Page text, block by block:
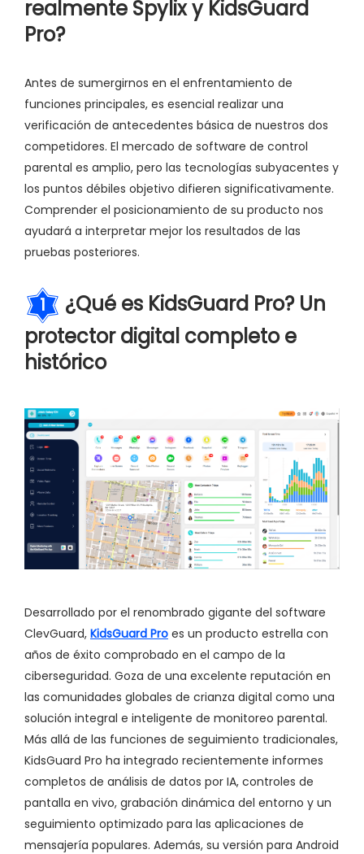
realmente Spylix y KidsGuard
Pro?
Antes de sumergirnos en el enfrentamiento de
funciones principales, es esencial realizar una
verificación de antecedentes básica de nuestros dos
competidores. El mercado de software de control
parental es amplio, pero las tecnologías subyacentes y
los puntos débiles objetivo difieren significativamente.
Comprender el posicionamiento de su producto nos
ayudará a interpretar mejor los resultados de las
pruebas posteriores.
1
¿Qué es KidsGuard Pro? Un
protector digital completo e
histórico
Desarrollado por el renombrado gigante del software
ClevGuard, KidsGuard Pro es un producto estrella con
años de éxito comprobado en el campo de la
ciberseguridad. Goza de una excelente reputación en
las comunidades globales de crianza digital como una
solución integral e inteligente de monitoreo parental.
Más allá de las funciones de seguimiento tradicionales,
KidsGuard Pro ha integrado recientemente informes
completos de análisis de datos por IA, controles de
pantalla en vivo, grabación dinámica del entorno y un
seguimiento optimizado para las aplicaciones de
mensajería populares. Además, su versión para Android